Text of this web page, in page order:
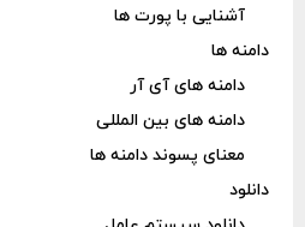
آشنایی با پورت ها
دامنه ها
دامنه های آی آر
دامنه های بین المللی
معنای پسوند دامنه ها
دانلود